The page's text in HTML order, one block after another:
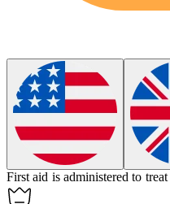
First aid is administered to treat